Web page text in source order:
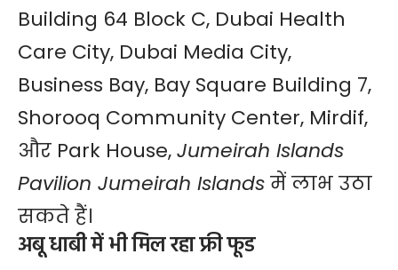
Building 64 Block C, Dubai Health
Care City, Dubai Media City,
Business Bay, Bay Square Building 7,
Shorooq Community Center, Mirdif,
और Park House,Jumeirah Islands
Pavilion Jumeirah Islandsमें लाभ उठा
सकते हैं।
अबू धाबी में भी मिल रहा फ्री फूड